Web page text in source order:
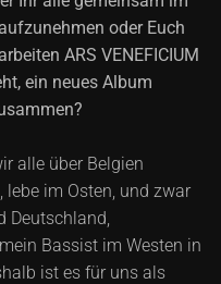
oder Euch
ARS VENEFICIUM
ein neues Album
alle über Belgien
lebe im Osten, und zwar
Deutschland,
Bassist im Westen in
ist es für uns als